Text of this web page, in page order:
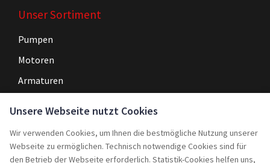
Unser Sortiment
Pumpen
Motoren
Armaturen
Navigation
Home
Unsere Webseite nutzt Cookies
Wir verwenden Cookies, um Ihnen die bestmögliche Nutzung unserer
Webseite zu ermöglichen. Technisch notwendige Cookies sind für
den Betrieb der Webseite erforderlich. Statistik-Cookies helfen uns,